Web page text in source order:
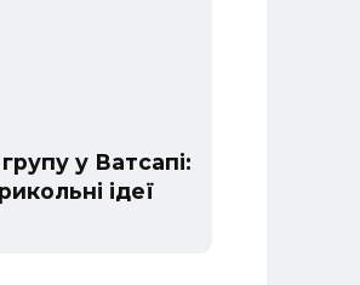
у Ватсапі:
ідеї